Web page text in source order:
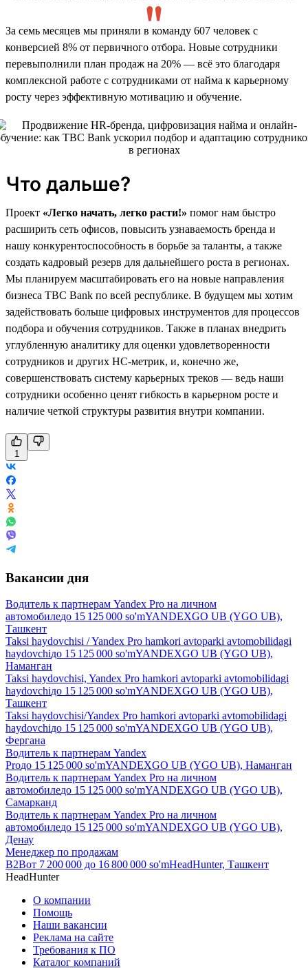
За семь месяцев мы приняли в команду 607 человек с
конверсией 8% от первичного отбора. Новые сотрудники
перевыполнили план продаж на 20% — всё это благодаря
комплексной работе с сотрудниками от найма к карьерному
росту через эффективную мотивацию и обучение.
Что дальше?
Проект «Легко начать, легко расти!» помог нам быстро
расширить сеть офисов, повысить узнаваемость бренда и
нашу конкурентоспособность в борьбе за таланты, а также
создать кадровый резерв для дальнейшего роста в регионах.
Мы планируем масштабировать его на новые направления
бизнеса TBC Bank по всей республике. В будущем мы хотим
задействовать больше цифровых инструментов для процессов
подбора и обучения сотрудников. Также в планах внедрить
углубленную аналитику для оценки удовлетворенности
сотрудников и других HC-метрик, и, конечно же,
совершенствовать систему карьерных треков — ведь наши
сотрудники особенно ценят гибкость в карьерном росте и
наличие четкой структуры развития внутри компании.
1
Вакансии дня
Водитель к партнерам Yandex Pro на личном
автомобиледо 15 125 000 so'mYANDEXGO UB (YGO UB),
Ташкент
Taksi haydovchisi / Yandex Pro hamkori avtoparki avtomobilidagi
haydovchiдо 15 125 000 so'mYANDEXGO UB (YGO UB),
Наманган
Taksi haydovchisi, Yandex Pro hamkori avtoparki avtomobilidagi
haydovchiдо 15 125 000 so'mYANDEXGO UB (YGO UB),
Ташкент
Taksi haydovchisi/Yandex Pro hamkori avtoparki avtomobilidagi
haydovchiдо 15 125 000 so'mYANDEXGO UB (YGO UB),
Фергана
Водитель к партнерам Yandex
Proдо 15 125 000 so'mYANDEXGO UB (YGO UB), Наманган
Водитель к партнерам Yandex Pro на личном
автомобиледо 15 125 000 so'mYANDEXGO UB (YGO UB),
Самарканд
Водитель к партнерам Yandex Pro на личном
автомобиледо 15 125 000 so'mYANDEXGO UB (YGO UB),
Денау
Менеджер по продажам
B2Bот 7 200 000 до 16 800 000 so'mHeadHunter, Ташкент
HeadHunter
О компании
Помощь
Наши вакансии
Реклама на сайте
Требования к ПО
Каталог компаний